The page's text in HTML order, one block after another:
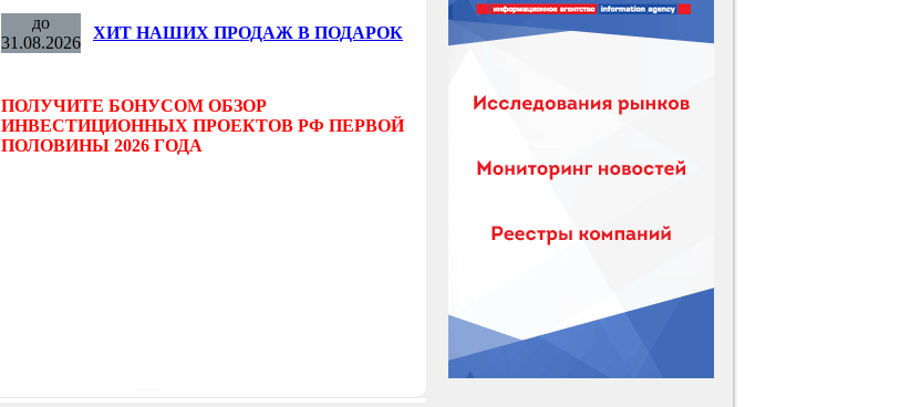
до
31.08.2026
ХИТ НАШИХ ПРОДАЖ В ПОДАРОК
ПОЛУЧИТЕ БОНУСОМ ОБЗОР
ИНВЕСТИЦИОННЫХ ПРОЕКТОВ РФ ПЕРВОЙ
ПОЛОВИНЫ 2026 ГОДА